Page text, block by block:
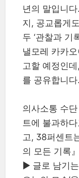
년의 말입니
지, 공교롭게
두 ‘관찰과 기
낼모레 카카
고할 예정인
를 공유합니다.
의사소통 수
트에 불과하
고, 38퍼센트
의 모든 기록
▶ 글로 남기